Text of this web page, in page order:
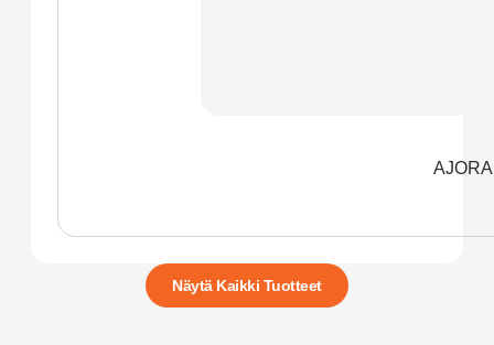
Näytä Kaikki Tuotteet